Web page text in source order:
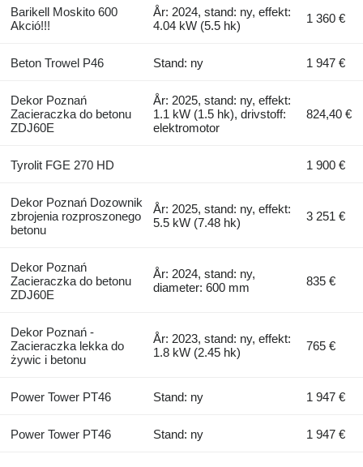
Barikell Moskito 600
Akció!!!
År: 2024, stand: ny, effekt:
4.04 kW (5.5 hk)
1 360 €
Beton Trowel P46 Stand: ny 1 947 €
Dekor Poznań
Zacieraczka do betonu
ZDJ60E
År: 2025, stand: ny, effekt:
1.1 kW (1.5 hk), drivstoff:
elektromotor
824,40 €
Tyrolit FGE 270 HD 1 900 €
Dekor Poznań Dozownik
zbrojenia rozproszonego
betonu
År: 2025, stand: ny, effekt:
5.5 kW (7.48 hk)
3 251 €
Dekor Poznań
Zacieraczka do betonu
ZDJ60E
År: 2024, stand: ny,
diameter: 600 mm
835 €
Dekor Poznań -
Zacieraczka lekka do
żywic i betonu
År: 2023, stand: ny, effekt:
1.8 kW (2.45 hk)
765 €
Power Tower PT46 Stand: ny 1 947 €
Power Tower PT46 Stand: ny 1 947 €